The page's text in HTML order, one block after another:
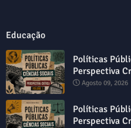
Educação
Políticas
Perspectiva
Agosto 09, 2026
Políticas
Perspectiva